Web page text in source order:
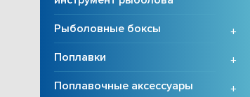
Рыболовные боксы
+
Поплавки
+
Поплавочные аксессуары
+